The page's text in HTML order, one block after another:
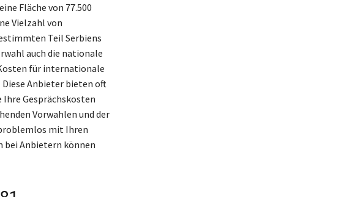
Fläche von 77.500
Vielzahl von
Teil Serbiens
auch die nationale
für internationale
Anbieter bieten oft
Ihre Gesprächskosten
Vorwahlen und der
mit Ihren
bei Anbietern können